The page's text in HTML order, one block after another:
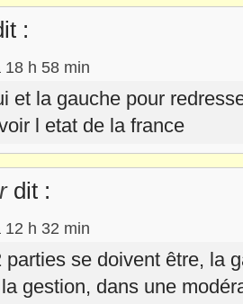
:
18 h 58 min
et la gauche pour
l etat de la france
dit :
12 h 32 min
parties se doivent être, la
gestion, dans une